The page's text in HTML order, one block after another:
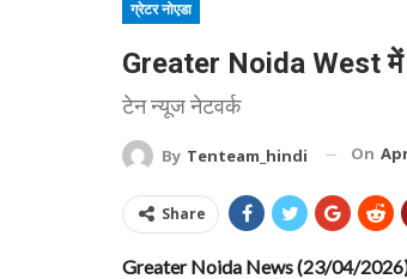
ग्रेटर नोएडा
Greater Noida West में
टेन न्यूज नेटवर्क
By Tenteam_hindi On
Share
Greater Noida News (23/04/